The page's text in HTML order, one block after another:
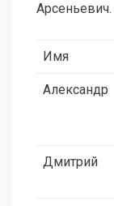
Арсеньевич.
Имя
Александр
Дмитрий